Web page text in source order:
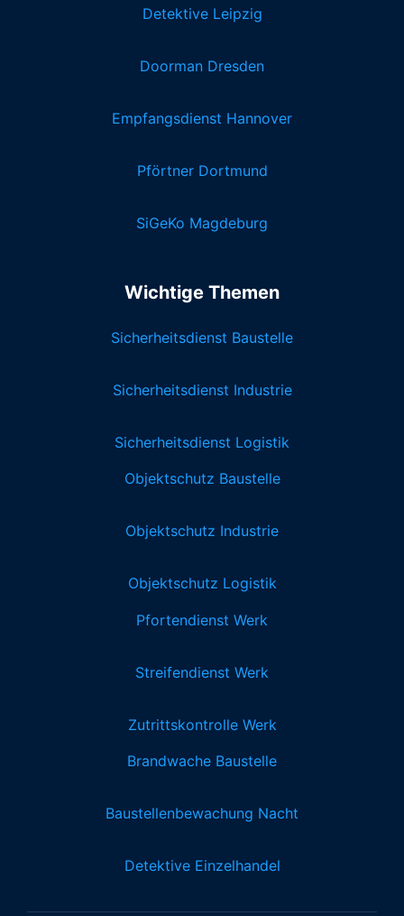
Detektive Leipzig
Doorman Dresden
Empfangsdienst Hannover
Pförtner Dortmund
SiGeKo Magdeburg
Wichtige Themen
Sicherheitsdienst Baustelle
Sicherheitsdienst Industrie
Sicherheitsdienst Logistik
Objektschutz Baustelle
Objektschutz Industrie
Objektschutz Logistik
Pfortendienst Werk
Streifendienst Werk
Zutrittskontrolle Werk
Brandwache Baustelle
Baustellenbewachung Nacht
Detektive Einzelhandel